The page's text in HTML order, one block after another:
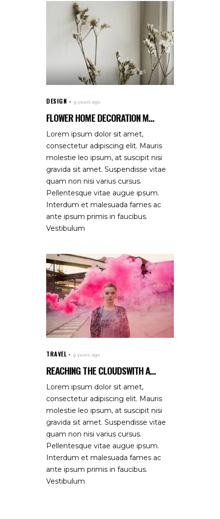
DESIGN 9 years ago
FLOWER HOME DECORATION M...
Lorem ipsum dolor sit amet,
consectetur adipiscing elit. Mauris
molestie leo ipsum, at suscipit nisi
gravida sit amet. Suspendisse vitae
quam non nisi varius cursus.
Pellentesque vitae augue ipsum.
Interdum et malesuada fames ac
ante ipsum primis in faucibus.
Vestibulum
TRAVEL 9 years ago
REACHING THE CLOUDSWITH A...
Lorem ipsum dolor sit amet,
consectetur adipiscing elit. Mauris
molestie leo ipsum, at suscipit nisi
gravida sit amet. Suspendisse vitae
quam non nisi varius cursus.
Pellentesque vitae augue ipsum.
Interdum et malesuada fames ac
ante ipsum primis in faucibus.
Vestibulum